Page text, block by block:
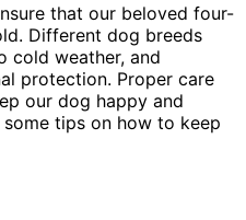
that our beloved four-
Different dog breeds
cold weather, and
protection. Proper care
our dog happy and
tips on how to keep